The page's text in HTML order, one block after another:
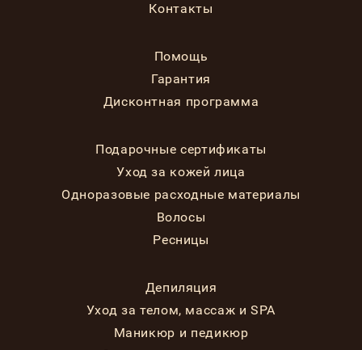
Контакты
Помощь
Гарантия
Дисконтная программа
Подарочные сертификаты
Уход за кожей лица
Одноразовые расходные материалы
Волосы
Ресницы
Депиляция
Уход за телом, массаж и SPA
Маникюр и педикюр